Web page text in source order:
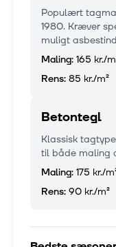
Populært
1980. Kræver
muligt
Maling: 165 kr./
Rens: 85 kr./m²
Betontegl
Klassisk
til både maling
Maling: 175 kr./
Rens: 90 kr./m²